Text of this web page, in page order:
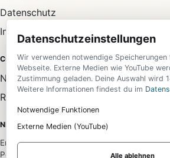
Datenschutz
Impressum
COMMUNITY
Newsletter
RSS-Feed
NEWSLETTER
Erhalte die wichtigsten News aus allen
Postfach.
Datenschutzeinstellungen
Wir verwenden notwendige
Webseite. Externe Medien wie YouTube
Zustimmung geladen. Deine Auswahl wird
Weitere Informationen findest du im
Notwendige Funktionen
Externe Medien (YouTube)
Alle ablehnen